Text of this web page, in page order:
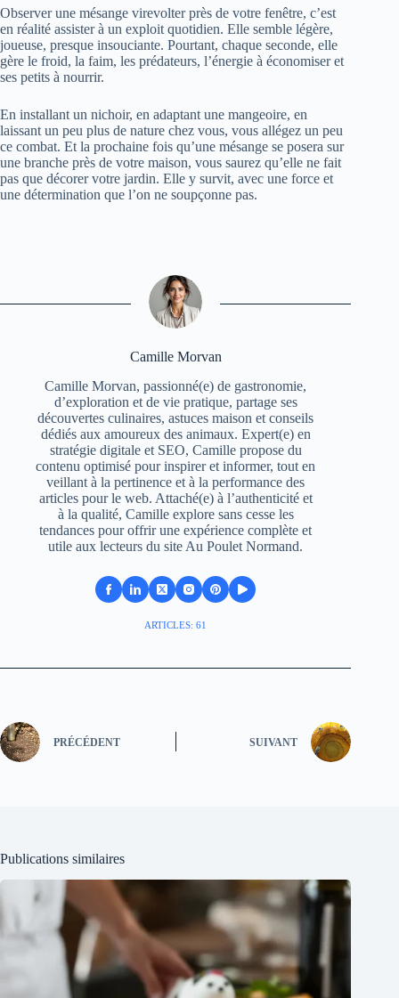
Observer une mésange virevolter près de votre fenêtre, c’est
en réalité assister à un exploit quotidien. Elle semble légère,
joueuse, presque insouciante. Pourtant, chaque seconde, elle
gère le froid, la faim, les prédateurs, l’énergie à économiser et
ses petits à nourrir.
En installant un nichoir, en adaptant une mangeoire, en
laissant un peu plus de nature chez vous, vous allégez un peu
ce combat. Et la prochaine fois qu’une mésange se posera sur
une branche près de votre maison, vous saurez qu’elle ne fait
pas que décorer votre jardin. Elle y survit, avec une force et
une détermination que l’on ne soupçonne pas.
Camille Morvan
Camille Morvan, passionné(e) de gastronomie,
d’exploration et de vie pratique, partage ses
découvertes culinaires, astuces maison et conseils
dédiés aux amoureux des animaux. Expert(e) en
stratégie digitale et SEO, Camille propose du
contenu optimisé pour inspirer et informer, tout en
veillant à la pertinence et à la performance des
articles pour le web. Attaché(e) à l’authenticité et
à la qualité, Camille explore sans cesse les
tendances pour offrir une expérience complète et
utile aux lecteurs du site Au Poulet Normand.
ARTICLES: 61
PRÉCÉDENT SUIVANT
Publications similaires